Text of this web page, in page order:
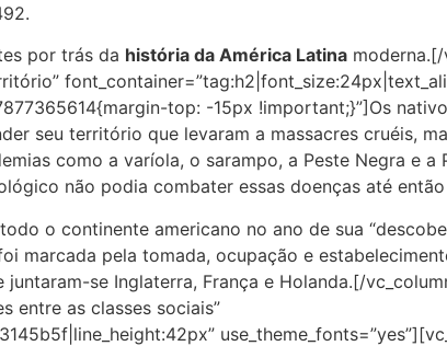
por trás da história da América Latina
top: -15px !important;}”]Os
seu território que levaram a massacres cruéis,
como a varíola, o sarampo, a Peste Negra e
não podia combater essas doenças até
o continente americano no ano de sua
marcada pela tomada, ocupação e
se Inglaterra, França e Holanda.[/
entre as classes sociais”